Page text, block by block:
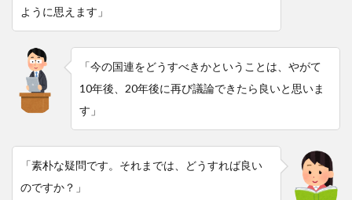
ように思えます」
「今の国連をどうすべきかということは、やがて
10年後、20年後に再び議論できたら良いと思いま
す」
「素朴な疑問です。それまでは、どうすれば良い
のですか？」